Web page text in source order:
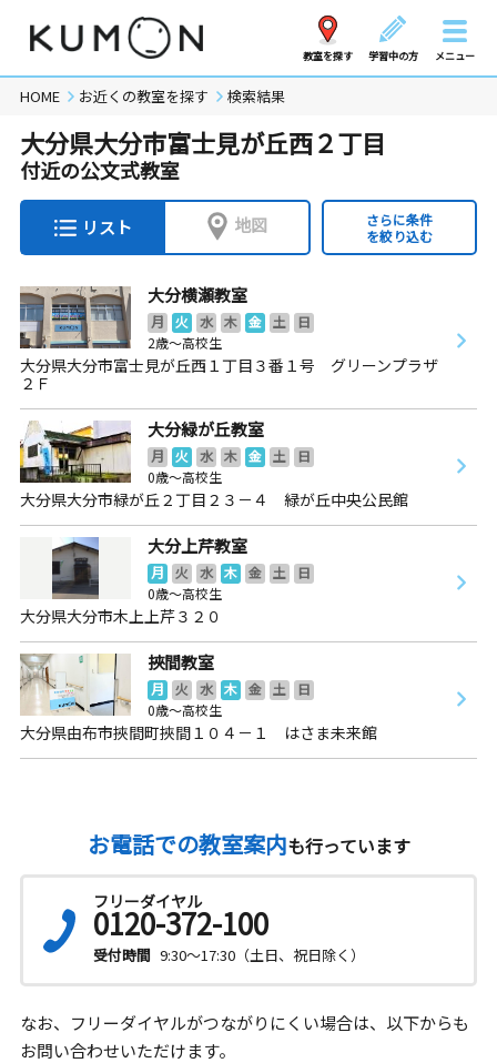
教室を探す 学習中の方 メニュー
HOME お近くの教室を探す 検索結果
大分県大分市富士見が丘西２丁目
付近の公文式教室
リスト 地図
さらに条件
を絞り込む
大分横瀬教室
月 火 水 木 金 土
日
2歳～高校生
大分県大分市富士見が丘西１丁目３番１号 グリーンプラザ
２Ｆ
大分緑が丘教室
月 火 水 木 金 土
日
0歳～高校生
大分県大分市緑が丘２丁目２３－４ 緑が丘中央公民館
大分上芹教室
月 火 水 木 金 土
日
0歳～高校生
大分県大分市木上上芹３２０
挾間教室
月 火 水 木 金 土
日
0歳～高校生
大分県由布市挾間町挾間１０４－１ はさま未来館
お電話での教室案内も行っています
フリーダイヤル
0120-372-100
受付時間 9:30～17:30（土日、祝日除く）
なお、フリーダイヤルがつながりにくい場合は、以下からも
お問い合わせいただけます。